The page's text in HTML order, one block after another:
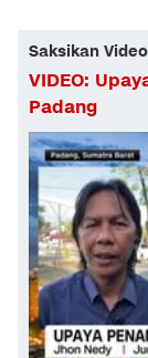
Saksikan
VIDEO:
Padang